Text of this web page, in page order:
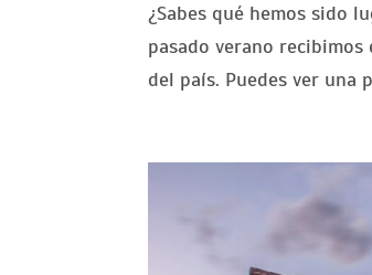
¿Sabes qué hemos sido
pasado verano
del país. Puedes ver una